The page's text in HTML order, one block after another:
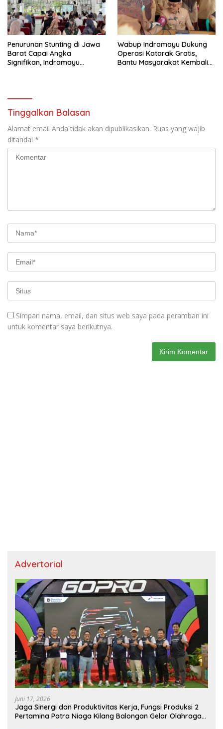
Penurunan Stunting di Jawa
Barat Capai Angka
Signifikan, Indramayu
Wabup Indramayu Dukung
Operasi Katarak Gratis,
Bantu Masyarakat Kembali
Tinggalkan Balasan
Alamat email Anda tidak akan dipublikasikan. Ruas yang wajib
ditandai *
Simpan nama, email, dan situs web saya pada peramban ini
untuk komentar saya berikutnya.
Advertorial
Juni 17, 2026
Jaga Sinergi dan Produktivitas Kerja, Fungsi Produksi 2
Pertamina Patra Niaga Kilang Balongan Gelar Olahraga